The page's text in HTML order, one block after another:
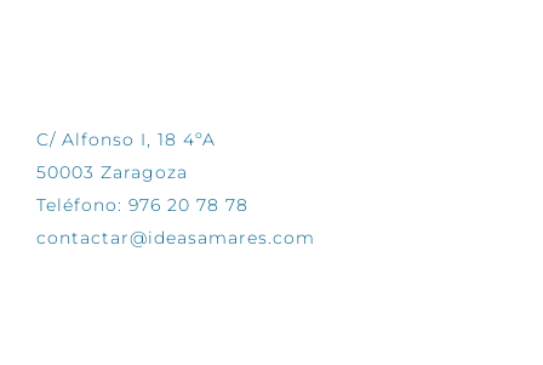
C/ Alfonso I, 18 4ºA
50003 Zaragoza
Teléfono: 976 20 78 78
contactar@ideasamares.com